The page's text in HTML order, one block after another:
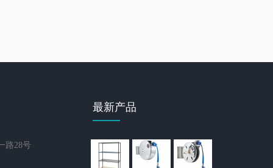
路28号
最新产品